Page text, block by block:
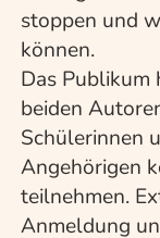
stoppen und
können.
Das Publikum
beiden
Schülerinnen
Angehörigen
teilnehmen.
Anmeldung